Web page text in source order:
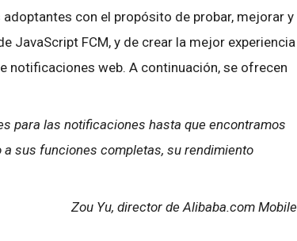
con el propósito de probar, mejorar y
JavaScript FCM, y de crear la mejor experiencia
notificaciones web. A continuación, se ofrecen
para las notificaciones hasta que encontramos
sus funciones completas, su rendimiento
Zou Yu, director de Alibaba.com Mobile